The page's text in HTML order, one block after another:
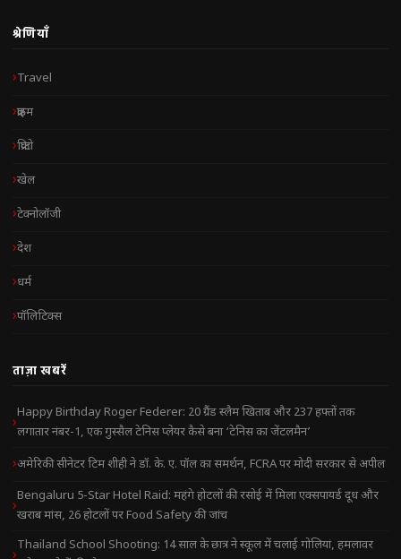
श्रेणियाँ
Travel
क्राइम
क्रिप्टो
खेल
टेक्नोलॉजी
देश
धर्म
पॉलिटिक्स
ताज़ा खबरें
Happy Birthday Roger Federer: 20 ग्रैंड स्लैम खिताब और 237 हफ्तों तक
लगातार नंबर-1, एक गुस्सैल टेनिस प्लेयर कैसे बना ‘टेनिस का जेंटलमैन’
अमेरिकी सीनेटर टिम शीही ने डॉ. के. ए. पॉल का समर्थन, FCRA पर मोदी सरकार से अपील
Bengaluru 5-Star Hotel Raid: महंगे होटलों की रसोई में मिला एक्सपायर्ड दूध और
खराब मांस, 26 होटलों पर Food Safety की जांच
Thailand School Shooting: 14 साल के छात्र ने स्कूल में चलाई गोलियां, हमलावर